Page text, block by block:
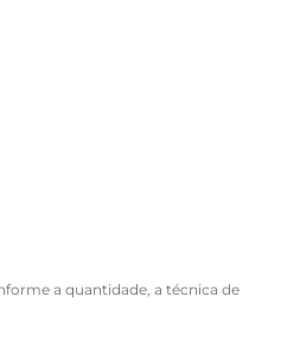
a quantidade, a técnica de